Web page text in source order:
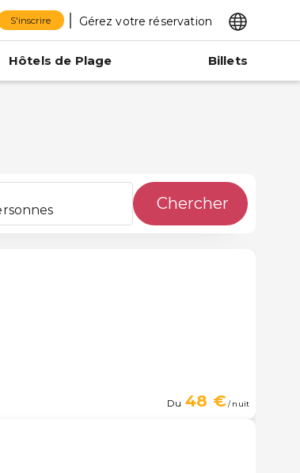
S'inscrire Gérez votre réservation
Hôtels de Plage Billets
Chercher
Du 48 €/ nuit